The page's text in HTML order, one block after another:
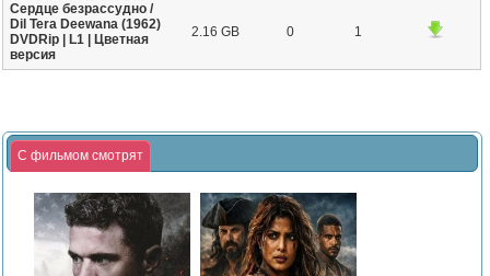
Сердце безрассудно /
Dil Tera Deewana (1962)
DVDRip | L1 | Цветная
версия
2.16 GB 0 1
С фильмом смотрят